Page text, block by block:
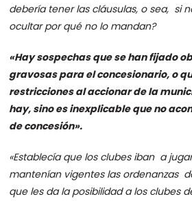
debería tener las cláusulas, o sea, si
ocultar por qué no lo mandan?
«Hay sospechas que se han fijado
gravosas para el concesionario, o
restricciones al accionar de la
hay, sino es inexplicable que no
de concesión».
«Establecía que los clubes iban a
mantenían vigentes las ordenanzas
que les da la posibilidad a los clubes